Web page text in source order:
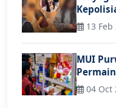
13
MUI
04 Oct